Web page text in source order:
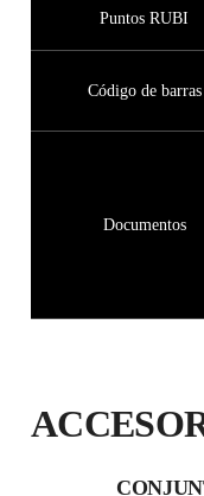
Puntos RUBI
Código de barras
Documentos